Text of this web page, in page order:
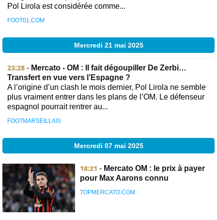
Pol Lirola est considérée comme...
FOOT01.COM
Mercredi 21 mai 2025
23:28 - Mercato - OM : Il fait dégoupiller De Zerbi…
Transfert en vue vers l’Espagne ?
A l’origine d’un clash le mois dernier, Pol Lirola ne semble
plus vraiment entrer dans les plans de l’OM. Le défenseur
espagnol pourrait rentrer au...
FOOTMARSEILLAIS
Mercredi 07 mai 2025
18:21 - Mercato OM : le prix à payer
pour Max Aarons connu
TOPMERCATO.COM